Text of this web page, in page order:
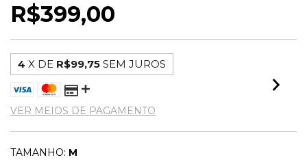
R$399,00
4 X DE R$99,75 SEM JUROS
VER MEIOS DE PAGAMENTO
TAMANHO: M